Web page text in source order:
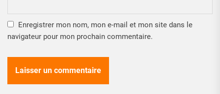
Enregistrer mon nom, mon e-mail et mon site dans le
navigateur pour mon prochain commentaire.